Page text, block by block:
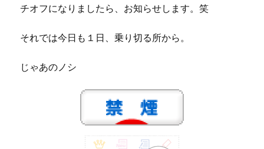
チオフになりましたら、お知らせします。笑
それでは今日も１日、乗り切る所から。
じゃあのノシ